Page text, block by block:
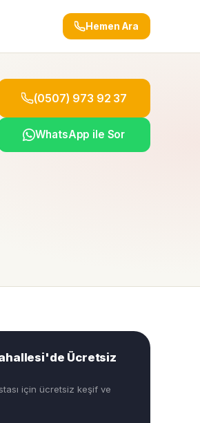
Hemen Ara
(0507) 973 92 37
WhatsApp ile Sor
Ücretsiz
için ücretsiz keşif ve